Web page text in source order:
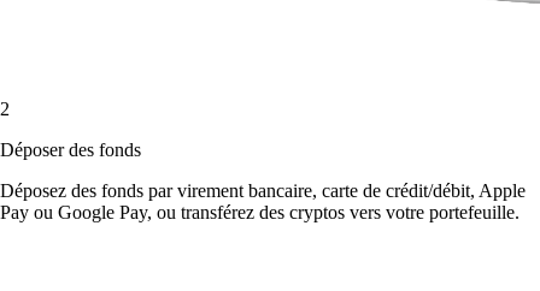
2
Déposer des fonds
Déposez des fonds par virement bancaire, carte de crédit/débit, Apple
Pay ou Google Pay, ou transférez des cryptos vers votre portefeuille.